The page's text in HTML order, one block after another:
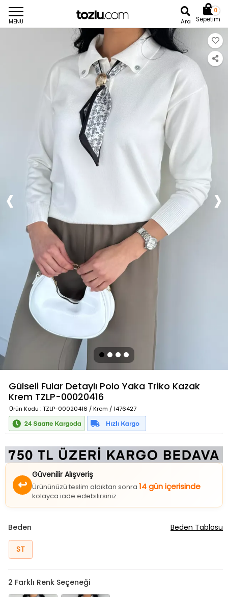
MENU Ara
0
Sepetim
Gülseli Fular Detaylı Polo Yaka Triko Kazak
Krem TZLP-00020416
Ürün Kodu : TZLP-00020416 / Krem / 1476427
↩
Güvenilir Alışveriş
Ürününüzü teslim aldıktan sonra 14 gün içerisinde
kolayca iade edebilirsiniz.
Beden
ST
Beden Tablosu
2 Farklı Renk Seçeneği